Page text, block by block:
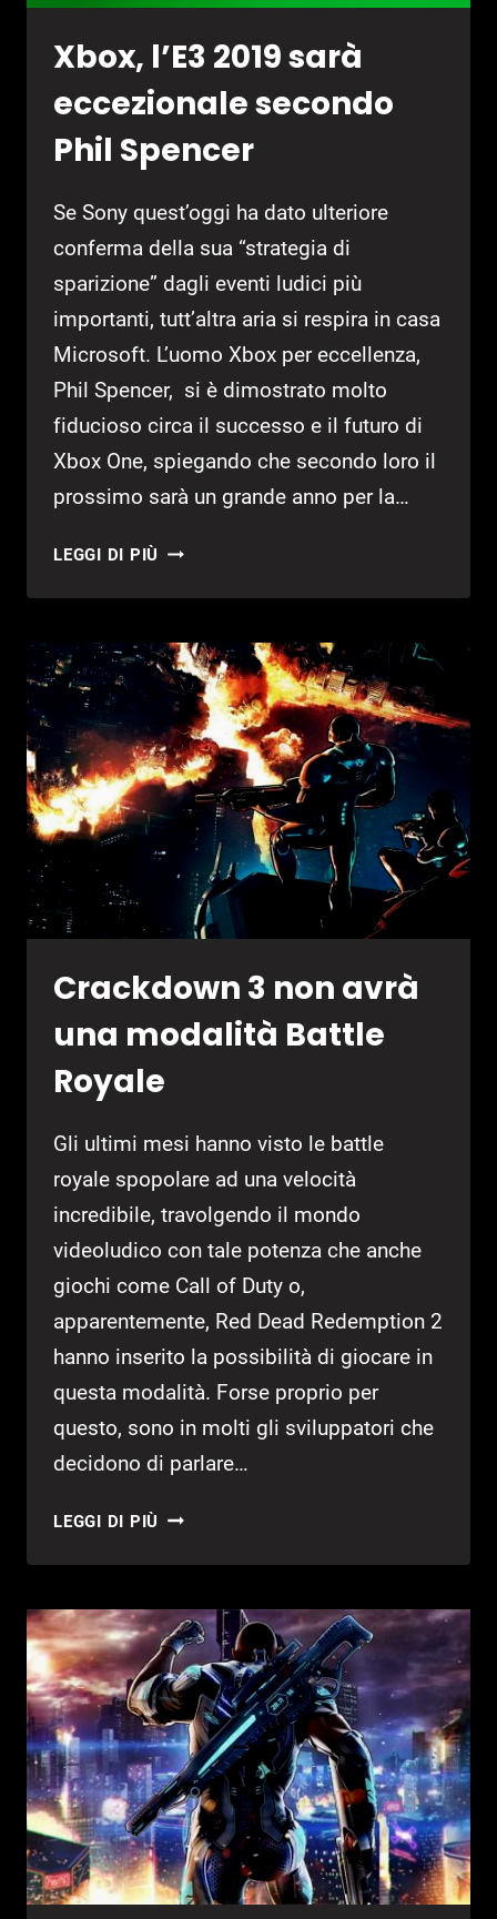
Xbox, l’E3 2019 sarà
eccezionale secondo
Phil Spencer
Se Sony quest’oggi ha dato ulteriore
conferma della sua “strategia di
sparizione” dagli eventi ludici più
importanti, tutt’altra aria si respira in casa
Microsoft. L’uomo Xbox per eccellenza,
Phil Spencer, si è dimostrato molto
fiducioso circa il successo e il futuro di
Xbox One, spiegando che secondo loro il
prossimo sarà un grande anno per la…
LEGGI DI PIÙ XBOX,
2019
ECCEZIONALE
SECONDO
PHIL
SPENCER
Crackdown 3 non avrà
una modalità Battle
Royale
Gli ultimi mesi hanno visto le battle
royale spopolare ad una velocità
incredibile, travolgendo il mondo
videoludico con tale potenza che anche
giochi come Call of Duty o,
apparentemente, Red Dead Redemption 2
hanno inserito la possibilità di giocare in
questa modalità. Forse proprio per
questo, sono in molti gli sviluppatori che
decidono di parlare…
LEGGI DI PIÙ CRACKDOWN
NON
UNA
MODALITÀ
BATTLE
ROYALE